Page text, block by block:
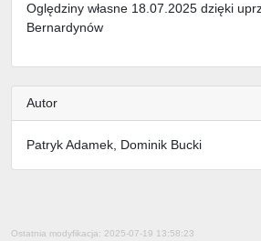
Oględziny własne 18.07.2025 dzięki
Bernardynów
Autor
Patryk Adamek, Dominik Bucki
Ostatnia modyfikacja: 2025-07-19 13:58:23